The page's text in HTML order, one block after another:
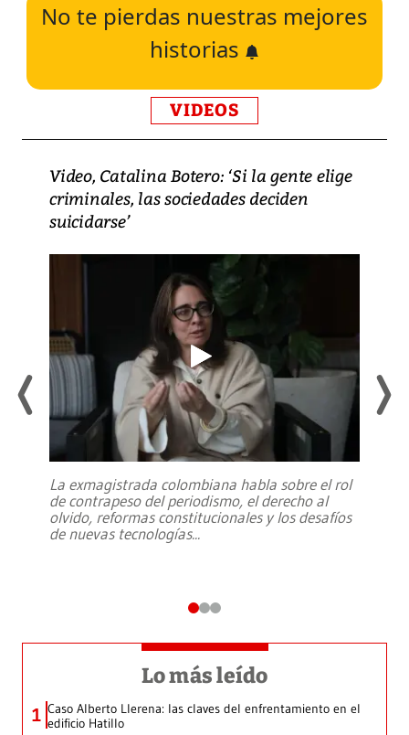
No te pierdas nuestras mejores
historias
VIDEOS
Video, Catalina Botero: ‘Si la gente elige
criminales, las sociedades deciden
suicidarse’
La exmagistrada colombiana habla sobre el rol
de contrapeso del periodismo, el derecho al
olvido, reformas constitucionales y los desafíos
de nuevas tecnologías...
Lo más leído
1 Caso Alberto Llerena: las claves del enfrentamiento en el
edificio Hatillo